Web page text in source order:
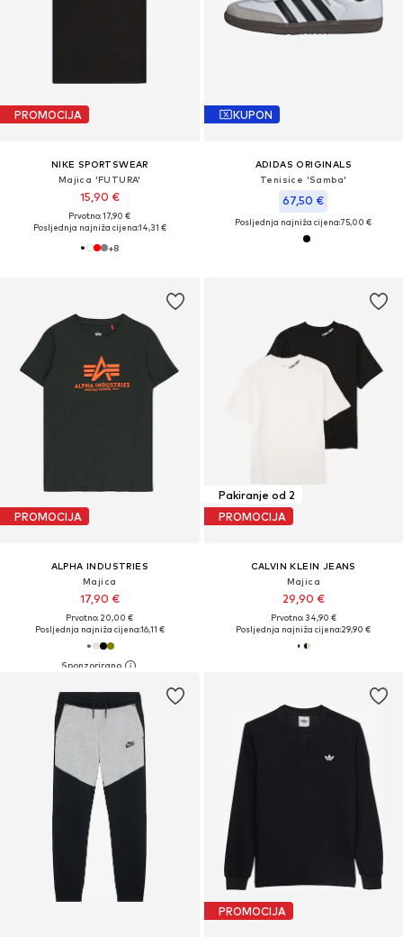
PROMOCIJA
NIKE SPORTSWEAR
Majica 'FUTURA'
15,90 €
Prvotno: 17,90 €
Posljednja najniža cijena:14,31 €
+8
KUPON
ADIDAS ORIGINALS
Tenisice 'Samba'
67,50 €
Posljednja najniža cijena:75,00 €
PROMOCIJA
ALPHA INDUSTRIES
Majica
17,90 €
Prvotno: 20,00 €
Posljednja najniža cijena:16,11 €
Pakiranje od 2
PROMOCIJA
CALVIN KLEIN JEANS
Majica
29,90 €
Prvotno: 34,90 €
Posljednja najniža cijena:29,90 €
PROMOCIJA